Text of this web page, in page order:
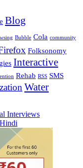
Blog
Bubble Cola community
Folksonomy
Interactive
Rehab RSS SMS
Water